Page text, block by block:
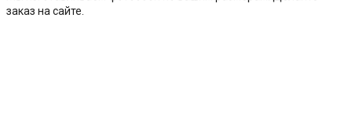
заказ на сайте.